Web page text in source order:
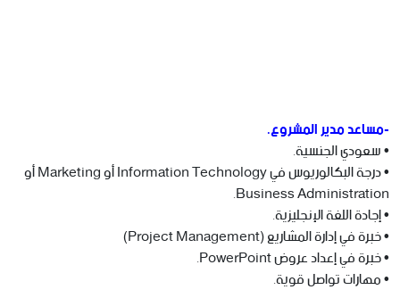
-مساعد مدير المشروع.
• سعودي الجنسية.
• درجة البكالوريوس في Information Technology أو Marketing أو
Business Administration.
• إجادة اللغة الإنجليزية.
• خبرة في إدارة المشاريع (Project Management)
• خبرة في إعداد عروض PowerPoint.
• مهارات تواصل قوية.